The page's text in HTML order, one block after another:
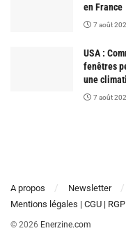
en France
7 août
USA :
fenêtres
une
7 août
A propos Newsletter
Mentions légales | CGU |
© 2026 Enerzine.com